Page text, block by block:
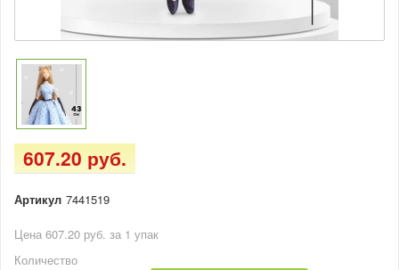
607.20 руб.
Артикул 7441519
Цена 607.20 руб. за 1 упак
Количество